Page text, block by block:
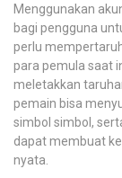
Menggunakan
bagi pengguna
perlu
para pemula saat
meletakkan
pemain bisa
simbol simbol,
dapat membuat
nyata.